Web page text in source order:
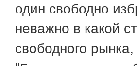
один свободно
неважно в какой
свободного